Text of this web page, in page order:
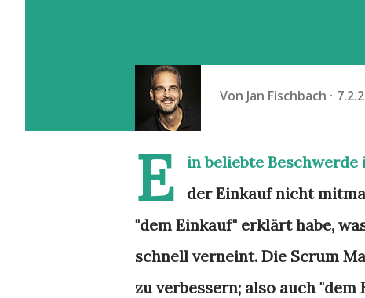
Von Jan Fischbach
E
in beliebte
der Einkauf nicht
"dem Einkauf" erklärt habe,
schnell verneint. Die Scrum
zu verbessern; also auch